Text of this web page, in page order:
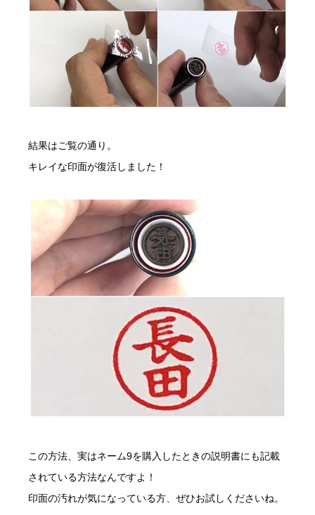
結果はご覧の通り。
キレイな印面が復活しました！
この方法、実はネーム9を購入したときの説明書にも記載
されている方法なんですよ！
印面の汚れが気になっている方、ぜひお試しくださいね。